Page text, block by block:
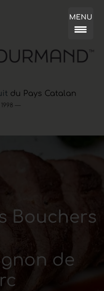
MENU
du Pays Catalan
—
Bouchers
de